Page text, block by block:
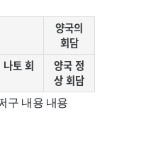
양국의
회담
나토 회
양국 정
상 회담
구 내용 내용